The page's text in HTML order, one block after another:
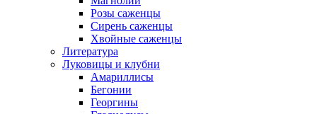
Розы саженцы
Сирень саженцы
Хвойные саженцы
Литература
Луковицы и клубни
Амариллисы
Бегонии
Георгины